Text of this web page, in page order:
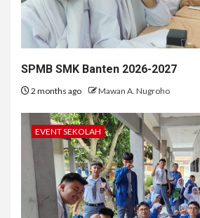
SPMB SMK Banten 2026-2027
2 months ago Mawan A. Nugroho
EVENT SEKOLAH